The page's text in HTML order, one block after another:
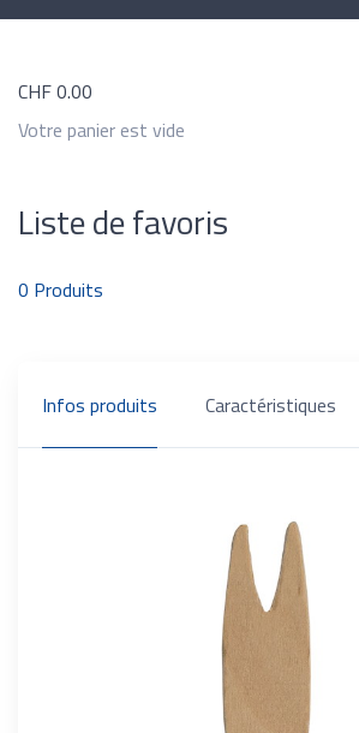
CHF0.00
Votre panier est vide
Liste de favoris
0 Produits
Infos produits Caractéristiques